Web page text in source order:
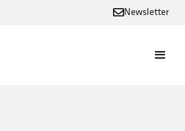
Newsletter